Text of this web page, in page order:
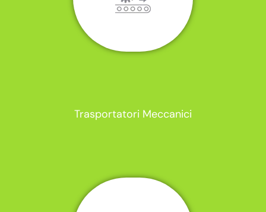
Trasportatori Meccanici